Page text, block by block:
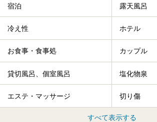
宿泊 露天風呂
冷え性 ホテル
お食事・食事処 カップル
貸切風呂、個室風呂 塩化物泉
エステ・マッサージ 切り傷
すべて表示する